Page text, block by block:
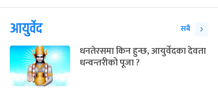
आयुर्वेद सबै
धनतेरसमा किन हुन्छ, आयुर्वेदका देवता
धन्वन्तरीको पूजा ?